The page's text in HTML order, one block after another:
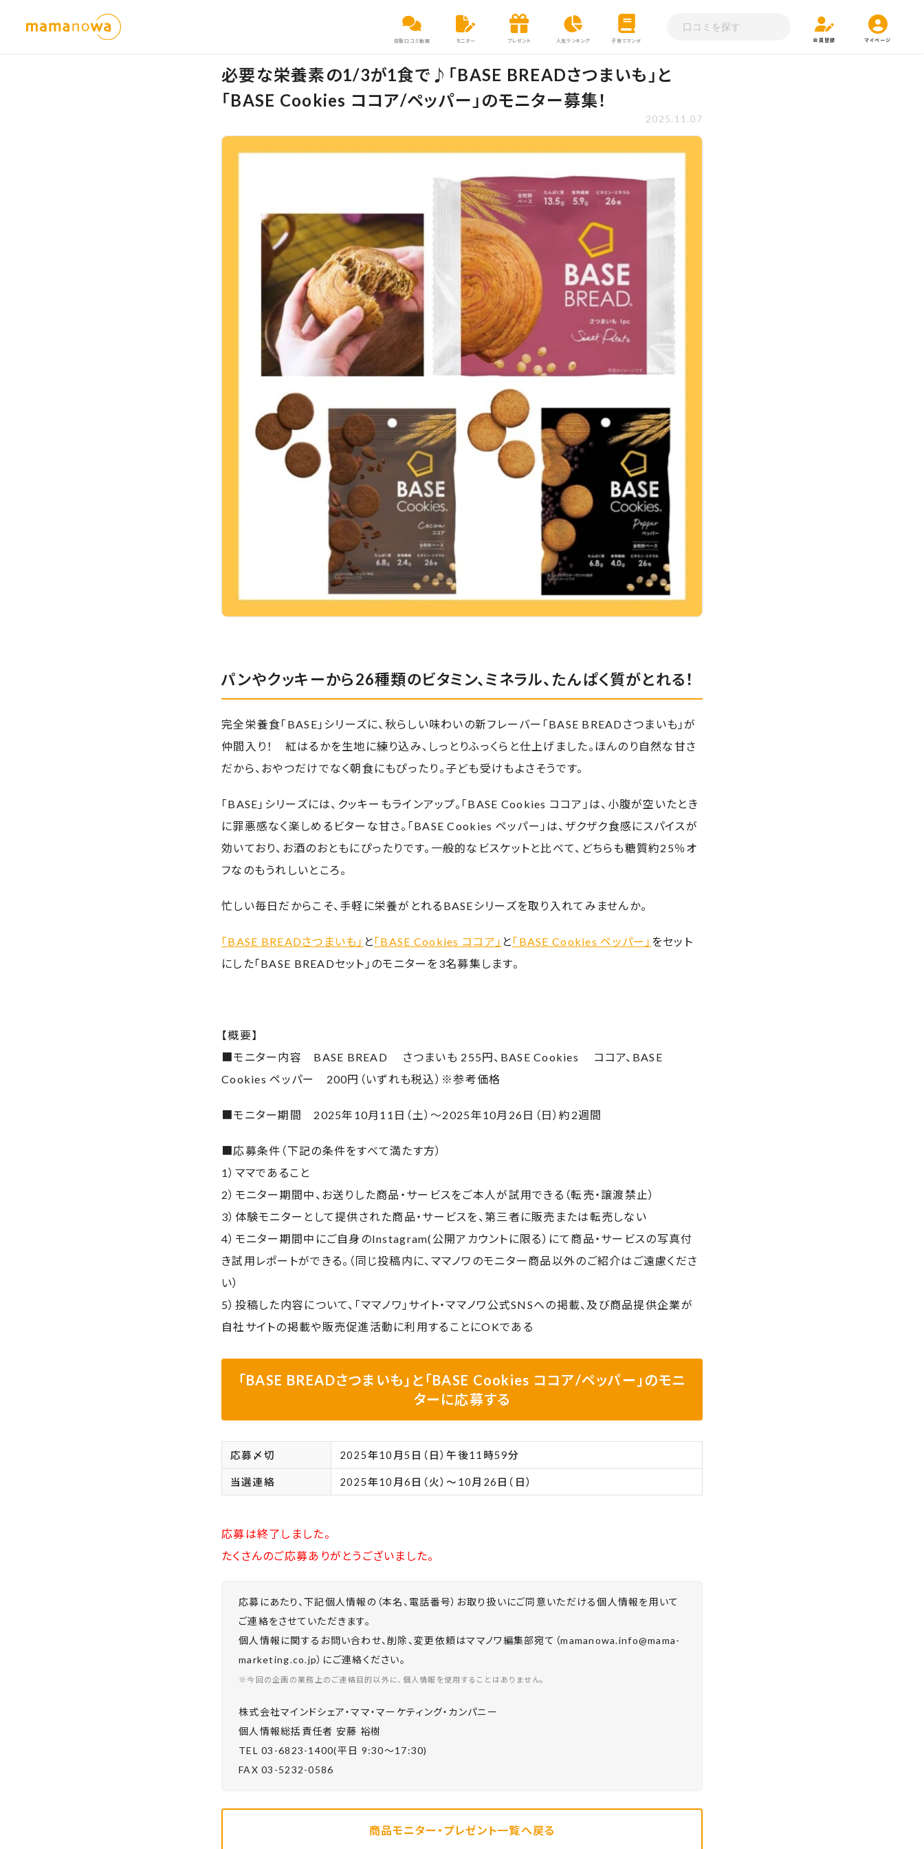
体験口コミ動画 モニター プレゼント 人気ランキング 子育てマンガ 会員登録 マイページ
必要な栄養素の1/3が1食で♪「BASE BREADさつまいも」と
「BASE Cookies ココア/ペッパー」のモニター募集！
2025.11.07
パンやクッキーから26種類のビタミン、ミネラル、たんぱく質がとれる！
完全栄養食「BASE」シリーズに、秋らしい味わいの新フレーバー「BASE BREADさつまいも」が
仲間入り！ 紅はるかを生地に練り込み、しっとりふっくらと仕上げました。ほんのり自然な甘さ
だから、おやつだけでなく朝食にもぴったり。子ども受けもよさそうです。
「BASE」シリーズには、クッキーもラインアップ。「BASE Cookies ココア」は、小腹が空いたとき
に罪悪感なく楽しめるビターな甘さ。「BASE Cookies ペッパー」は、ザクザク食感にスパイスが
効いており、お酒のおともにぴったりです。一般的なビスケットと比べて、どちらも糖質約25％オ
フなのもうれしいところ。
忙しい毎日だからこそ、手軽に栄養がとれるBASEシリーズを取り入れてみませんか。
「BASE BREADさつまいも」 と 「BASE Cookies ココア」 と 「BASE Cookies ペッパー」 をセット
にした「BASE BREADセット」のモニターを3名募集します。
【概要】
■モニター内容 BASE BREAD さつまいも 255円、BASE Cookies ココア、BASE
Cookies ペッパー 200円（いずれも税込）※参考価格
■モニター期間 2025年10月11日（土）～2025年10月26日（日）約2週間
■応募条件（下記の条件をすべて満たす方）
1）ママであること
2）モニター期間中、お送りした商品・サービスをご本人が試用できる（転売・譲渡禁止）
3）体験モニターとして提供された商品・サービスを、第三者に販売または転売しない
4）モニター期間中にご自身のInstagram(公開アカウントに限る）にて商品・サービスの写真付
き試用レポートができる。（同じ投稿内に、ママノワのモニター商品以外のご紹介はご遠慮くださ
い）
5）投稿した内容について、「ママノワ」サイト・ママノワ公式SNSへの掲載、及び商品提供企業が
自社サイトの掲載や販売促進活動に利用することにOKである
「BASE BREADさつまいも」と「BASE Cookies ココア/ペッパー」のモニ
ターに応募する
応募〆切 2025年10月5日（日）午後11時59分
当選連絡 2025年10月6日（火）～10月26日（日）
応募は終了しました。
たくさんのご応募ありがとうございました。
応募にあたり、下記個人情報の（本名、電話番号）お取り扱いにご同意いただける個人情報を用いて
ご連絡をさせていただきます。
個人情報に関するお問い合わせ、削除、変更依頼はママノワ編集部宛て（mamanowa.info@mama-
marketing.co.jp）にご連絡ください。
※今回の企画の業務上のご連絡目的以外に、個人情報を使用することはありません。
株式会社マインドシェア・ママ・マーケティング・カンパニー
個⼈情報総括責任者 安藤 裕樹
TEL 03-6823-1400(平⽇ 9:30〜17:30)
FAX 03-5232-0586
商品モニター・プレゼント一覧へ戻る